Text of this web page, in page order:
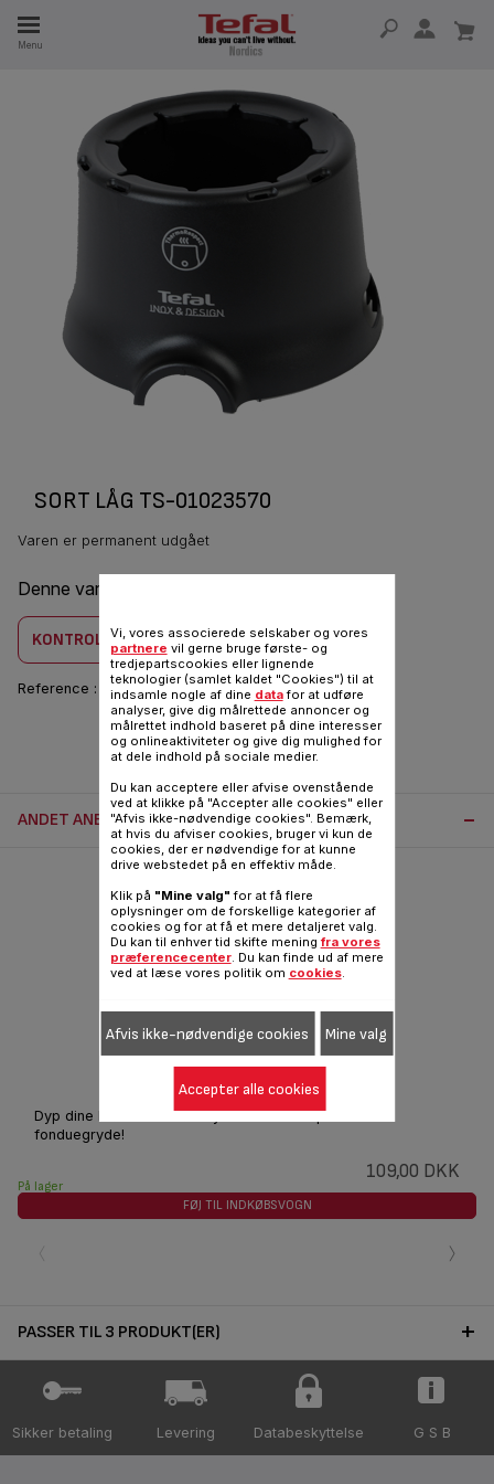
Menu
SORT LÅG TS-01023570
Varen er permanent udgået
Denne vare er kombatilbel med
KONTROLLER KOMBABILITET
Reference : TS-01023570
ANDET ANBEFALET TILBEHØR:
Fonduegryde TS-01016970
Dyp dine brød- eller kødstykker i denne specielle
fonduegryde!
109,00 DKK
På lager
FØJ TIL INDKØBSVOGN
›
PASSER TIL 3 PRODUKT(ER)
Sikker betaling Levering Databeskyttelse G S B
Vi, vores associerede selskaber og vores
partnere vil gerne bruge første- og
tredjepartscookies eller lignende
teknologier (samlet kaldet "Cookies") til at
indsamle nogle af dine datafor at udføre
analyser, give dig målrettede annoncer og
målrettet indhold baseret på dine interesser
og onlineaktiviteter og give dig mulighed for
at dele indhold på sociale medier.
Du kan acceptere eller afvise ovenstående
ved at klikke på "Accepter alle cookies" eller
"Afvis ikke-nødvendige cookies". Bemærk,
at hvis du afviser cookies, bruger vi kun de
cookies, der er nødvendige for at kunne
drive webstedet på en effektiv måde.
Klik på "Mine valg" for at få flere
oplysninger om de forskellige kategorier af
cookies og for at få et mere detaljeret valg.
Du kan til enhver tid skifte mening fra vores
præferencecenter. Du kan finde ud af mere
ved at læse vores politik om cookies.
Afvis ikke-nødvendige cookies Mine valg
Accepter alle cookies